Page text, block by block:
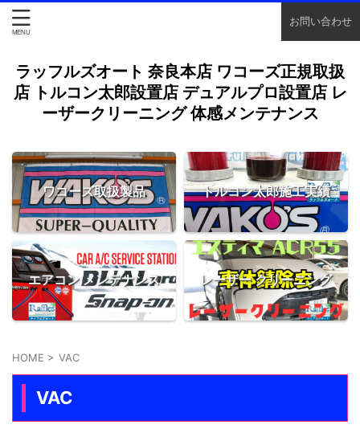
お問い合わせ
ラッフルズオート 奈良本店 ワコーズ正規取扱
店 トルコン太郎設置店 デュアルプロ設置店 レ
ーザークリーニング 体感メンテナンス
ワコーズ取扱製品 トルコン太郎施工実績
エアコン メンテナンス レーザー クリーニング
HOME > VAC
VAC